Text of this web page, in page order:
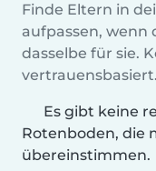
Finde Eltern in
aufpassen, wenn
dasselbe für sie.
vertrauensbasiert.
Es gibt keine
Rotenboden, die
übereinstimmen.